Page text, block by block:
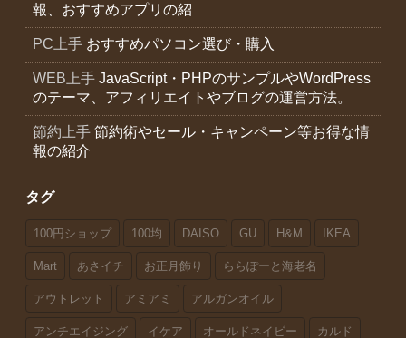
報、おすすめアプリの紹
PC上手 おすすめパソコン選び・購入
WEB上手 JavaScript・PHPのサンプルやWordPress
のテーマ、アフィリエイトやブログの運営方法。
節約上手 節約術やセール・キャンペーン等お得な情
報の紹介
タグ
100円ショップ 100均 DAISO GU H&M IKEA
Mart あさイチ お正月飾り ららぽーと海老名
アウトレット アミアミ アルガンオイル
アンチエイジング イケア オールドネイビー カルド